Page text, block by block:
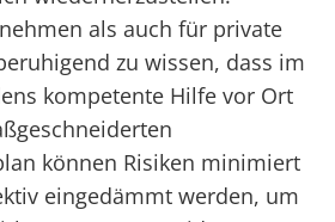
als auch für private
zu wissen, dass im
kompetente Hilfe vor Ort
können Risiken minimiert
eingedämmt werden, um